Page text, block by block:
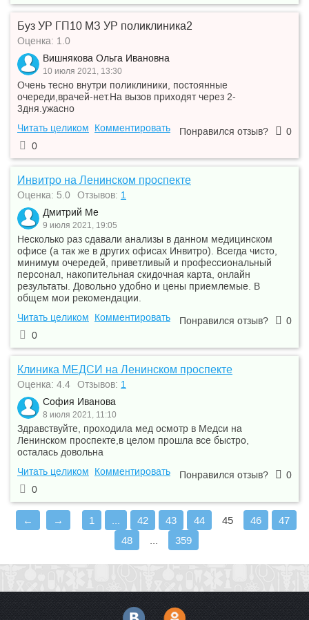
Буз УР ГП10 МЗ УР поликлиника2
Оценка: 1.0
Вишняковa Ольгa Ивановна
10 июля 2021, 13:30
Очень тесно внутри поликлиники, постоянные
очереди,врачей-нет.На вызов приходят через 2-
3дня.ужасно
Читать целиком
Комментировать Понравился отзыв?
0
0
Инвитро на Ленинском проспекте
Оценка: 5.0 Отзывов: 1
Дмитрий Ме
9 июля 2021, 19:05
Несколько раз сдавали анализы в данном медицинском
офисе (а так же в других офисах Инвитро). Всегда чисто,
минимум очередей, приветливый и профессиональный
персонал, накопительная скидочная карта, онлайн
результаты. Довольно удобно и цены приемлемые. В
общем мои рекомендации.
Читать целиком
Комментировать Понравился отзыв?
0
0
Клиника МЕДСИ на Ленинском проспекте
Оценка: 4.4 Отзывов: 1
София Иванова
8 июля 2021, 11:10
Здравствуйте, проходила мед осмотр в Медси на
Ленинском проспекте,в целом прошла все быстро,
осталась довольна
Читать целиком
Комментировать Понравился отзыв?
0
0
← → 1 42 43 44 45 46
47
48
359